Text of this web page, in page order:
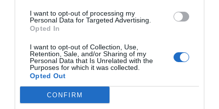
I want to opt-out of processing my
Personal Data for Targeted Advertising.
Opted In
I want to opt-out of Collection, Use,
Retention, Sale, and/or Sharing of my
Personal Data that Is Unrelated with the
Purposes for which it was collected.
Opted Out
CONFIRM